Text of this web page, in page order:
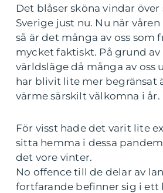
Det blåser sköna vindar över
Sverige just nu. Nu när
så är det många av oss som
mycket faktiskt. På grund av
världsläge då många av oss
har blivit lite mer begränsat
värme särskilt välkomna i år.
För visst hade det varit lite
sitta hemma i dessa
det vore vinter.
No offence till de delar av
fortfarande befinner sig i ett